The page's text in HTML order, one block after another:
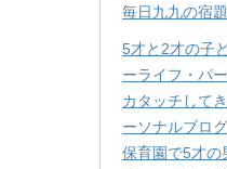
毎日九九の宿
5才と2才の子
ーライフ・パ
カタッチして
ーソナルブログ
保育園で5才の